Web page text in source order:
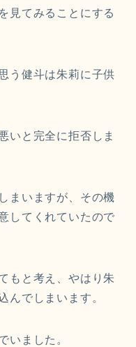
見てみることにする
う健斗は朱莉に子供
いと完全に拒否しま
まいますが、その機
してくれていたので
もと考え、やはり朱
んでしまいます。
いました。